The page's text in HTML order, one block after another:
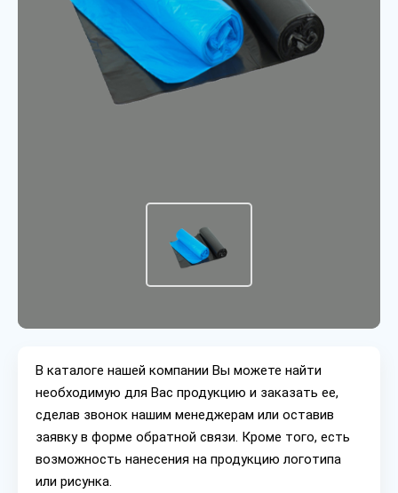
В каталоге нашей компании Вы можете найти
необходимую для Вас продукцию и заказать ее,
сделав звонок нашим менеджерам или оставив
заявку в форме обратной связи. Кроме того, есть
возможность нанесения на продукцию логотипа
или рисунка.